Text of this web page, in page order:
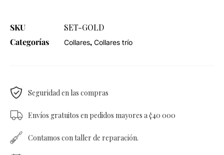
SKU
SET-GOLD
Categorías
Collares, Collares trío
Seguridad en las compras
Envíos gratuitos en pedidos mayores a ¢40 000
Contamos con taller de reparación.